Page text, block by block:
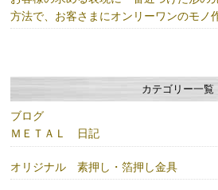
方法で、お客さまにオンリーワンのモノ
カテゴリー一覧
ブログ
ＭＥＴＡＬ 日記
オリジナル 素押し・箔押し金具